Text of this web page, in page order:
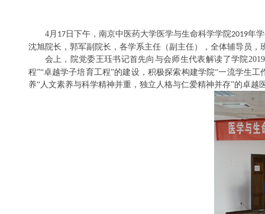
4月 17日下午，南京中医药大学医学与生命科学学院2019年
沈旭院长，郭军副院长，各学系主任（副主任），全体辅导员，
会上，院党委王珏书记首先向与会师生代表解读了学院2019
程”“卓越学子培育工程”的建设，积极探索构建学院“一流学生
养“人文素养与科学精神并重，独立人格与仁爱精神并存”的卓越